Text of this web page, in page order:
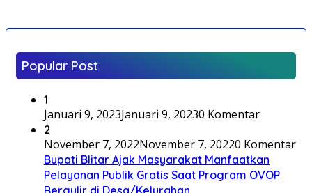
Popular Post
1
Januari 9, 2023Januari 9, 20230 Komentar
2
November 7, 2022November 7, 20220 Komentar
Bupati Blitar Ajak Masyarakat Manfaatkan
Pelayanan Publik Gratis Saat Program OVOP
Bergulir di Desa/Kelurahan